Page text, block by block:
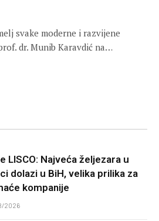
svake moderne i razvijene
dr. Munib Karavdić na…
LISCO: Najveća željezara u
dolazi u BiH, velika prilika za
kompanije
2026